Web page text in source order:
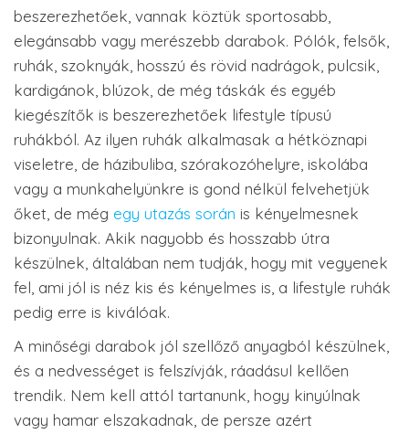
beszerezhetőek, vannak köztük sportosabb,
elegánsabb vagy merészebb darabok. Pólók, felsők,
ruhák, szoknyák, hosszú és rövid nadrágok, pulcsik,
kardigánok, blúzok, de még táskák és egyéb
kiegészítők is beszerezhetőek lifestyle típusú
ruhákból. Az ilyen ruhák alkalmasak a hétköznapi
viseletre, de házibuliba, szórakozóhelyre, iskolába
vagy a munkahelyünkre is gond nélkül felvehetjük
őket, de még egy utazás során is kényelmesnek
bizonyulnak. Akik nagyobb és hosszabb útra
készülnek, általában nem tudják, hogy mit vegyenek
fel, ami jól is néz kis és kényelmes is, a lifestyle ruhák
pedig erre is kiválóak.
A minőségi darabok jól szellőző anyagból készülnek,
és a nedvességet is felszívják, ráadásul kellően
trendik. Nem kell attól tartanunk, hogy kinyúlnak
vagy hamar elszakadnak, de persze azért